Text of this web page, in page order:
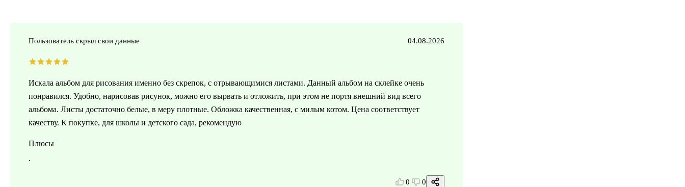
Пользователь скрыл свои данные 04.08.2026
Искала альбом для рисования именно без скрепок, с отрывающимися листами. Данный альбом на склейке очень
понравился. Удобно, нарисовав рисунок, можно его вырвать и отложить, при этом не портя внешний вид всего
альбома. Листы достаточно белые, в меру плотные. Обложка качественная, с милым котом. Цена соответствует
качеству. К покупке, для школы и детского сада, рекомендую
Плюсы
.
0 0